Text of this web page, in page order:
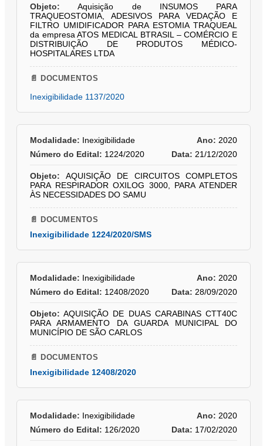
Objeto: Aquisição de INSUMOS PARA
TRAQUEOSTOMIA, ADESIVOS PARA VEDAÇÃO E
FILTRO UMIDIFICADOR PARA ESTOMIA TRAQUEAL
da empresa ATOS MEDICAL BTRASIL – COMÉRCIO E
DISTRIBUIÇÃO DE PRODUTOS MÉDICO-
HOSPITALARES LTDA
📄 DOCUMENTOS
Inexigibilidade 1137/2020
Modalidade: Inexigibilidade Ano: 2020
Número do Edital: 1224/2020 Data: 21/12/2020
Objeto: AQUISIÇÃO DE CIRCUITOS COMPLETOS
PARA RESPIRADOR OXILOG 3000, PARA ATENDER
ÀS NECESSIDADES DO SAMU
📄 DOCUMENTOS
Inexigibilidade 1224/2020/SMS
Modalidade: Inexigibilidade Ano: 2020
Número do Edital: 12408/2020 Data: 28/09/2020
Objeto: AQUISIÇÃO DE DUAS CARABINAS CTT40C
PARA ARMAMENTO DA GUARDA MUNICIPAL DO
MUNICÍPIO DE SÃO CARLOS
📄 DOCUMENTOS
Inexigibilidade 12408/2020
Modalidade: Inexigibilidade Ano: 2020
Número do Edital: 126/2020 Data: 17/02/2020